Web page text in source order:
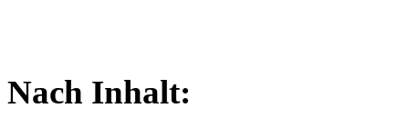
Nach Inhalt: